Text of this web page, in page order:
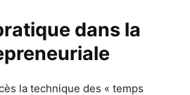
dans la
la technique des « temps